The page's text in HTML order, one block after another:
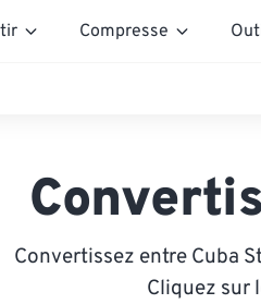
Compresse
Convertissez entre Cuba
Cliquez sur